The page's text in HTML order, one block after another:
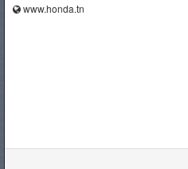
www.honda.tn